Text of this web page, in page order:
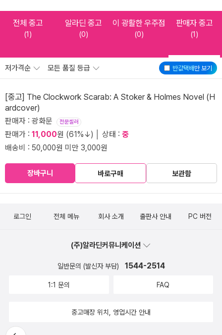
전체 중고
(1)
알라딘 중고
(0)
이 광활한 우주점
(0)
판매자 중고
(1)
반값택배만 보기
저가격순 모든 품질 등급
[중고] The Clockwork Scarab: A Stoker & Holmes Novel (H
ardcover)
판매자 : 광화문 전문셀러
판매가 : 11,000원 (61%↓) │ 상태 : 중
배송비 : 50,000원 미만 3,000원
장바구니 바로구매 보관함
뒤로가
로그인 전체 메뉴 회사 소개 출판사 안내 PC 버전
(주)알라딘커뮤니케이션
일반문의 (발신자 부담) 1544-2514
1:1 문의 FAQ
중고매장 위치, 영업시간 안내